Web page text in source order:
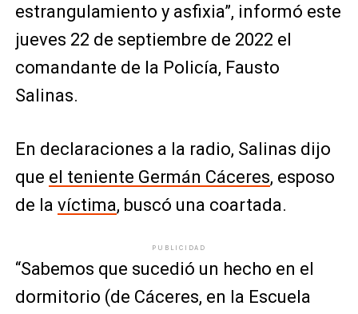
estrangulamiento y asfixia”, informó este
jueves 22 de septiembre de 2022 el
comandante de la Policía, Fausto
Salinas.
En declaraciones a la radio, Salinas dijo
que el teniente Germán Cáceres, esposo
de la víctima, buscó una coartada.
PUBLICIDAD
“Sabemos que sucedió un hecho en el
dormitorio (de Cáceres, en la Escuela